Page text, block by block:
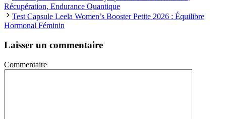
Récupération, Endurance Quantique
Test Capsule Leela Women’s Booster Petite 2026 : Équilibre
Hormonal Féminin
Laisser un commentaire
Commentaire